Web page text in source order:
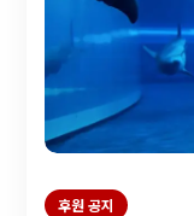
후원 공지